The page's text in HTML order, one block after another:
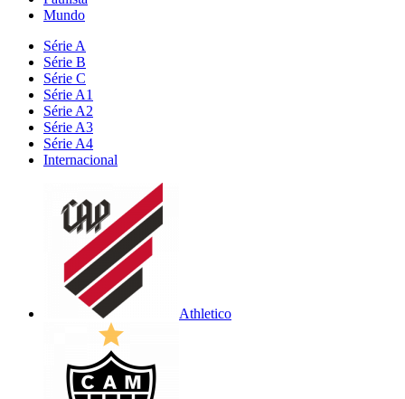
Mundo
Série A
Série B
Série C
Série A1
Série A2
Série A3
Série A4
Internacional
Athletico